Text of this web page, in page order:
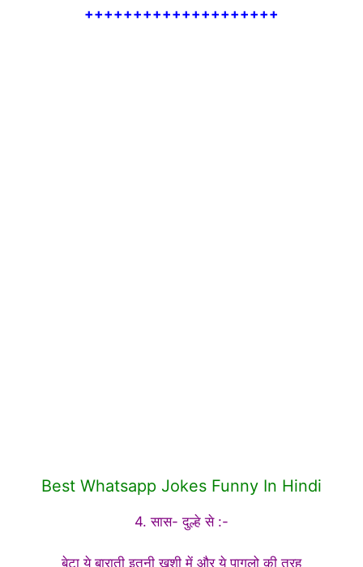
++++++++++++++++++++
Best Whatsapp Jokes Funny In Hindi
4. सास- दुल्हे से :-
बेटा ये बाराती इतनी ख़ुशी में और ये पागलो की तरह